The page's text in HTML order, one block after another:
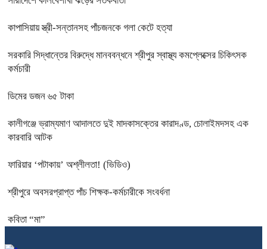
কাপাসিয়ায় স্ত্রী-সন্তানসহ পাঁচজনকে গলা কেটে হত্যা
সরকারি সিদ্ধান্তের বিরুদ্ধে মানববন্ধনে শ্রীপুর স্বাস্থ্য কমপ্লেক্সের চিকিৎসক
কর্মচারী
ডিমের ডজন ৬৫ টাকা
কালীগঞ্জে ভ্রাম্যমাণ আদালতে দুই মাদকাসক্তের কারাদণ্ড, চোলাইমদসহ এক
কারবারি আটক
ফারিয়ার ‘পটাকায়’ অশ্লীলতা! (ভিডিও)
শ্রীপুরে অবসরপ্রাপ্ত পাঁচ শিক্ষক-কর্মচারীকে সংবর্ধনা
কবিতা “মা”